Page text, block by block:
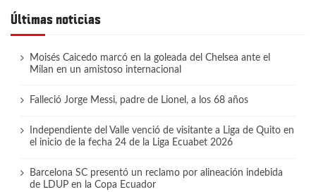
Últimas noticias
Moisés Caicedo marcó en la goleada del Chelsea ante el
Milan en un amistoso internacional
Falleció Jorge Messi, padre de Lionel, a los 68 años
Independiente del Valle venció de visitante a Liga de Quito en
el inicio de la fecha 24 de la Liga Ecuabet 2026
Barcelona SC presentó un reclamo por alineación indebida
de LDUP en la Copa Ecuador